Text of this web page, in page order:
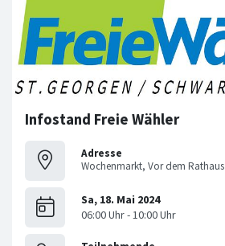
Infostand Freie Wähler
Adresse
Wochenmarkt, Vor dem Rathaus